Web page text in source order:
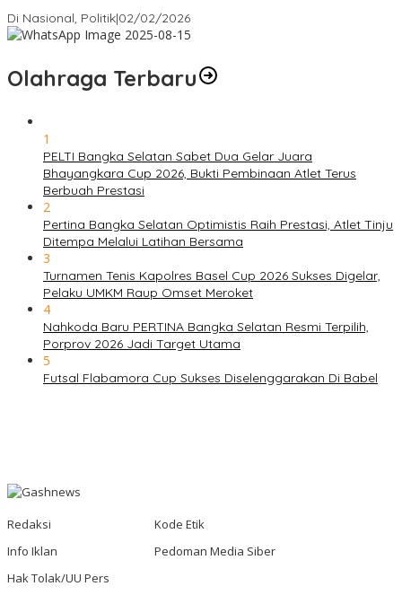
Di Nasional, Politik|02/02/2026
Olahraga Terbaru
1
PELTI Bangka Selatan Sabet Dua Gelar Juara
Bhayangkara Cup 2026, Bukti Pembinaan Atlet Terus
Berbuah Prestasi
2
Pertina Bangka Selatan Optimistis Raih Prestasi, Atlet Tinju
Ditempa Melalui Latihan Bersama
3
Turnamen Tenis Kapolres Basel Cup 2026 Sukses Digelar,
Pelaku UMKM Raup Omset Meroket
4
Nahkoda Baru PERTINA Bangka Selatan Resmi Terpilih,
Porprov 2026 Jadi Target Utama
5
Futsal Flabamora Cup Sukses Diselenggarakan Di Babel
Redaksi
Kode Etik
Info Iklan
Pedoman Media Siber
Hak Tolak/UU Pers